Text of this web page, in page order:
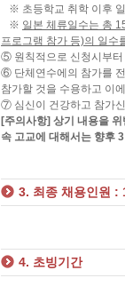
※ 초등학교 취학 이후
※ 일본 체류일수는 총
프로그램 참가 등)의 일수
⑤ 원칙적으로 신청시부터
⑥ 단체연수에의 참가를
참가할 것을 수용하고 이
⑦ 심신이 건강하고 참가
[주의사항] 상기 내용을
속 고교에 대해서는 향후
3. 최종 채용인원 :
4. 초빙기간